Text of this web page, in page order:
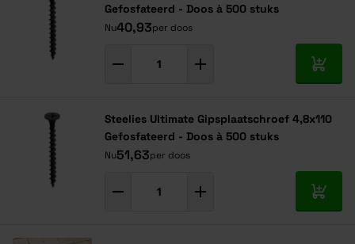
4,77
4,70
5,72
Gefosfateerd - Doos à 500 stuks
Nu40,93per doos
In
Steelies Ultimate Gipsplaatschroef 4,8x110
Gefosfateerd - Doos à 500 stuks
Nu51,63per doos
In